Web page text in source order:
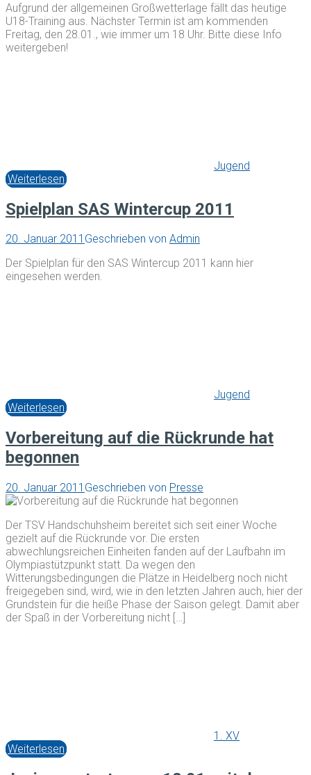
Aufgrund der allgemeinen Großwetterlage fällt das heutige
U18-Training aus. Nächster Termin ist am kommenden
Freitag, den 28.01., wie immer um 18 Uhr. Bitte diese Info
weitergeben!
Jugend
Weiterlesen
Spielplan SAS Wintercup 2011
20. Januar 2011 Geschrieben von Admin
Der Spielplan für den SAS Wintercup 2011 kann hier
eingesehen werden.
Jugend
Weiterlesen
Vorbereitung auf die Rückrunde hat
begonnen
20. Januar 2011 Geschrieben von Presse
Der TSV Handschuhsheim bereitet sich seit einer Woche
gezielt auf die Rückrunde vor. Die ersten
abwechlungsreichen Einheiten fanden auf der Laufbahn im
Olympiastützpunkt statt. Da wegen den
Witterungsbedingungen die Plätze in Heidelberg noch nicht
freigegeben sind, wird, wie in den letzten Jahren auch, hier der
Grundstein für die heiße Phase der Saison gelegt. Damit aber
der Spaß in der Vorbereitung nicht […]
1. XV
Weiterlesen